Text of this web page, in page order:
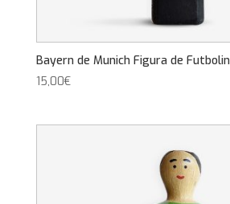
Bayern de Munich Figura de Futbolin
15,00€